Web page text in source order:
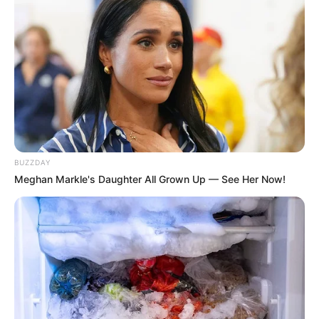
még előre: Nem tudni, hogy szándékos volt-e.
Nem ismert, hogy az áldozat miért esett le a
peronról, a szemtanúk közül vannak, akik azt
állítják, hogy meglökhették, de lehet, hogy
rosszullét vagy öngyilkossági szándék miatt tette.
BUZZDAY
Meghan Markle's Daughter All Grown Up — See Her Now!